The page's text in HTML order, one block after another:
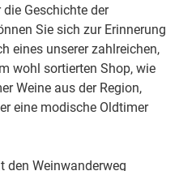
Geschichte der
Sie sich zur Erinnerung
eines unserer zahlreichen,
wohl sortierten Shop, wie
Weine aus der Region,
eine modische Oldtimer
den Weinwanderweg